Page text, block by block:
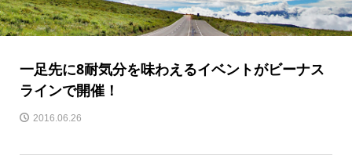
一足先に8耐気分を味わえるイベントがビーナス
ラインで開催！
2016.06.26